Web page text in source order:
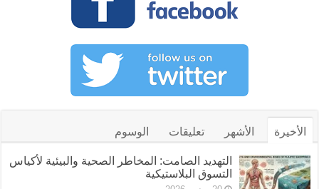
الأخيرة الأشهر تعليقات الوسوم
التهديد الصامت: المخاطر الصحية والبيئية لأكياس
التسوق البلاستيكية